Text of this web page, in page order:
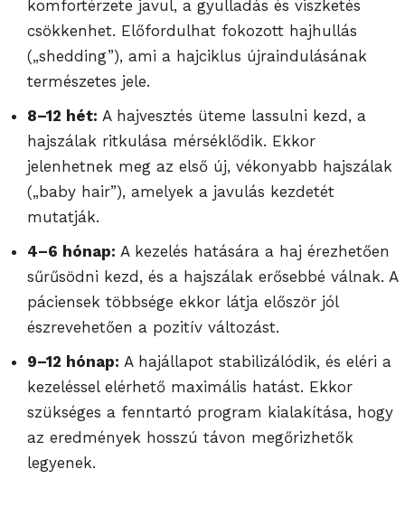
komfortérzete javul, a gyulladás és viszketés
csökkenhet. Előfordulhat fokozott hajhullás
(„shedding”), ami a hajciklus újraindulásának
természetes jele.
8–12 hét: A hajvesztés üteme lassulni kezd, a
hajszálak ritkulása mérséklődik. Ekkor
jelenhetnek meg az első új, vékonyabb hajszálak
(„baby hair”), amelyek a javulás kezdetét
mutatják.
4–6 hónap: A kezelés hatására a haj érezhetően
sűrűsödni kezd, és a hajszálak erősebbé válnak. A
páciensek többsége ekkor látja először jól
észrevehetően a pozitív változást.
9–12 hónap: A hajállapot stabilizálódik, és eléri a
kezeléssel elérhető maximális hatást. Ekkor
szükséges a fenntartó program kialakítása, hogy
az eredmények hosszú távon megőrizhetők
legyenek.